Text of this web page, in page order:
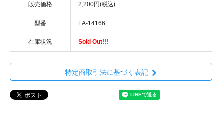
販売価格 2,200円(税込)
型番 LA-14166
在庫状況 Sold Out!!!
特定商取引法に基づく表記